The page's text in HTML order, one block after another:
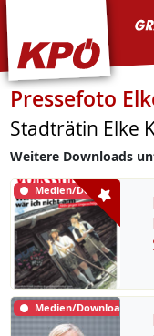
Pressefoto
Stadträtin Elke
Weitere Downloads
Medien/Download
Medien/Download